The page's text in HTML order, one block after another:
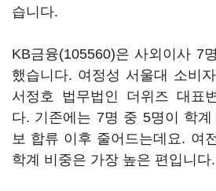
습니다.
KB금융(105560)은 사외이사 7
했습니다. 여정성 서울대 소비
서정호 법무법인 더위즈 대표
다. 기존에는 7명 중 5명이 학
보 합류 이후 줄어드는데요. 여
학계 비중은 가장 높은 편입니다.